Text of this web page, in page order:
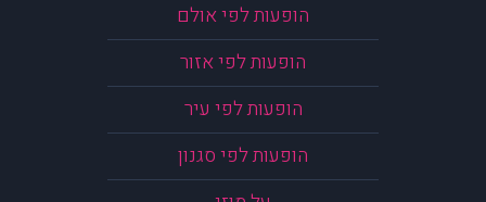
הופעות לפי אולם
הופעות לפי אזור
הופעות לפי עיר
הופעות לפי סגנון